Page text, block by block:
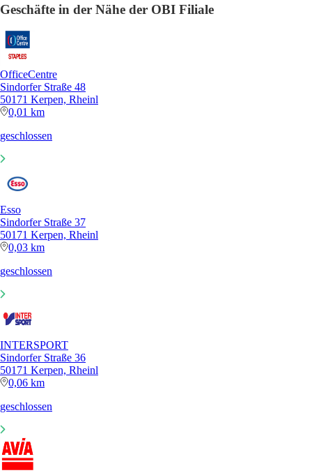
Geschäfte in der Nähe der OBI Filiale
OfficeCentre
Sindorfer Straße 48
50171 Kerpen, Rheinl
0,01 km
geschlossen
Esso
Sindorfer Straße 37
50171 Kerpen, Rheinl
0,03 km
geschlossen
INTERSPORT
Sindorfer Straße 36
50171 Kerpen, Rheinl
0,06 km
geschlossen